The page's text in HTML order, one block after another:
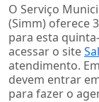
O Serviço
(Simm) oferece
para esta
acessar o site
atendimento.
devem entrar
para fazer o